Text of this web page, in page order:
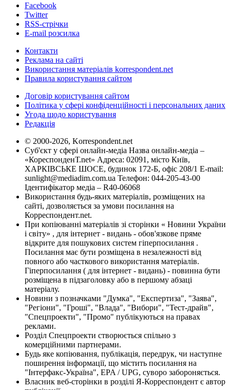
Facebook
Twitter
RSS-стрічки
E-mail розсилка
Контакти
Реклама на сайті
Використання матеріалів korrespondent.net
Правила користування сайтом
Договір користування сайтом
Політика у сфері конфіденційності і персональних даних
Угода щодо користування
Редакція
© 2000-2026, Korrespondent.net
Суб'єкт у сфері онлайн-медіа Назва онлайн-медіа –
«КореспонденТ.net» Адреса: 02091, місто Київ,
ХАРКІВСЬКЕ ШОСЕ, будинок 172-Б, офіс 208/1 E-mail:
sunlight@mediadim.com.ua Телефон: 044-205-43-00
Ідентифікатор медіа – R40-06068
Використання будь-яких матеріалів, розміщених на
сайті, дозволяється за умови посилання на
Корреспондент.net.
При копіюванні матеріалів зі сторінки « Новини України
і світу» , для інтернет - видань - обов'язкове пряме
відкрите для пошукових систем гіперпосилання .
Посилання має бути розміщена в незалежності від
повного або часткового використання матеріалів.
Гіперпосилання ( для інтернет - видань) - повинна бути
розміщена в підзаголовку або в першому абзаці
матеріалу.
Новини з позначками "Думка", "Експертиза", "Заява",
"Регіони", "Гроші", "Влада", "Вибори", "Тест-драйв",
"Спецпроекти", "Промо" публікуються на правах
реклами.
Розділ Спецпроекти створюється спільно з
комерційними партнерами.
Будь яке копіювання, публікація, передрук, чи наступне
поширення інформації, що містить посилання на
"Інтерфакс-Україна", EPA / UPG, суворо забороняється.
Власник веб-сторінки в розділі Я-Корреспондент є автор